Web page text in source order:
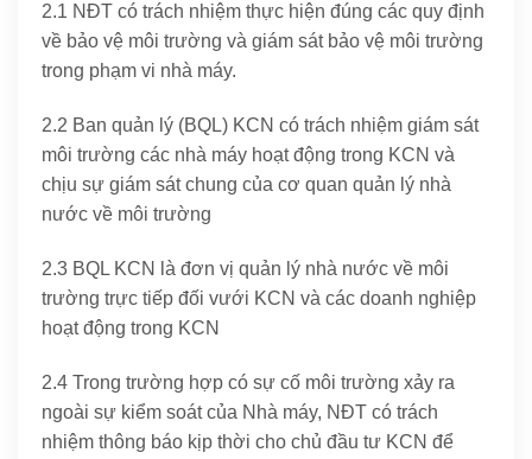
2.1 NĐT có trách nhiệm thực hiện đúng các quy định
về bảo vệ môi trường và giám sát bảo vệ môi trường
trong phạm vi nhà máy.
2.2 Ban quản lý (BQL) KCN có trách nhiệm giám sát
môi trường các nhà máy hoạt động trong KCN và
chịu sự giám sát chung của cơ quan quản lý nhà
nước về môi trường
2.3 BQL KCN là đơn vị quản lý nhà nước về môi
trường trực tiếp đối vưới KCN và các doanh nghiệp
hoạt động trong KCN
2.4 Trong trường hợp có sự cố môi trường xảy ra
ngoài sự kiểm soát của Nhà máy, NĐT có trách
nhiệm thông báo kịp thời cho chủ đầu tư KCN để